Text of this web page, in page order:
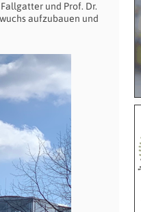
und Prof. Dr.
aufzubauen und